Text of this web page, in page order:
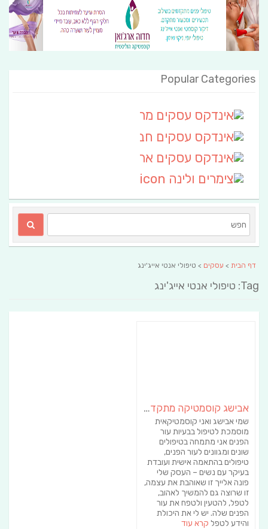
Popular Categories
דף הבית > עסקים > טיפולי אנטי אייג'ינג
Tag: טיפולי אנטי אייג'ינג
אבישג קוסמטיקה מתקדמת | קוסמטיקאית באשכול | הסרת שיער
שמי אבישג ואני קוסמטיקאית
מוסמכת לטיפול בבעיות עור
הפנים אני מתמחה בטיפולים
שונים ומגוונים לעור הפנים,
טיפולים בהתאמה אישית ועובדת
בעיקר עם נשים – העסק שלי
פונה אלייך זו שאוהבת את עצמה,
זו שרוצה גם להמשיך לאהוב,
לטפל, להטעין ולטפח את עור
הפנים שלה. יש לי את היכולת
והידע לטפל קרא עוד